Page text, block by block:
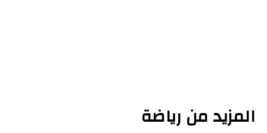
المزيد من رياضة